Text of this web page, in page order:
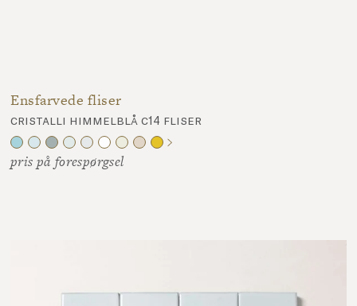
Ensfarvede fliser
cristalli himmelblå c14 fliser
pris på forespørgsel